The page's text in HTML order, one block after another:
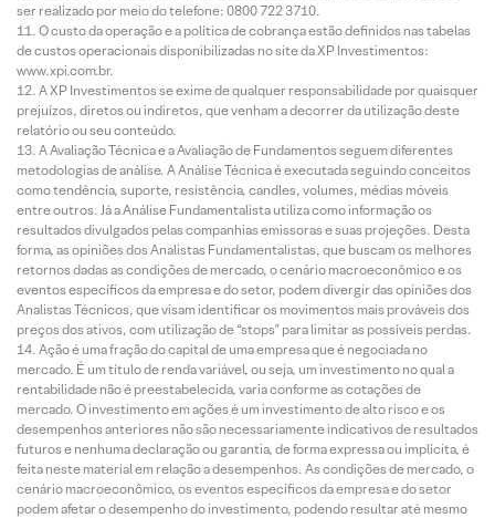
ser realizado por meio do telefone: 0800 722 3710.
O custo da operação e a política de cobrança estão definidos nas tabelas
de custos operacionais disponibilizadas no site da XP Investimentos:
www.xpi.com.br.
A XP Investimentos se exime de qualquer responsabilidade por quaisquer
prejuízos, diretos ou indiretos, que venham a decorrer da utilização deste
relatório ou seu conteúdo.
A Avaliação Técnica e a Avaliação de Fundamentos seguem diferentes
metodologias de análise. A Análise Técnica é executada seguindo conceitos
como tendência, suporte, resistência, candles, volumes, médias móveis
entre outros. Já a Análise Fundamentalista utiliza como informação os
resultados divulgados pelas companhias emissoras e suas projeções. Desta
forma, as opiniões dos Analistas Fundamentalistas, que buscam os melhores
retornos dadas as condições de mercado, o cenário macroeconômico e os
eventos específicos da empresa e do setor, podem divergir das opiniões dos
Analistas Técnicos, que visam identificar os movimentos mais prováveis dos
preços dos ativos, com utilização de “stops” para limitar as possíveis perdas.
Ação é uma fração do capital de uma empresa que é negociada no
mercado. É um título de renda variável, ou seja, um investimento no qual a
rentabilidade não é preestabelecida, varia conforme as cotações de
mercado. O investimento em ações é um investimento de alto risco e os
desempenhos anteriores não são necessariamente indicativos de resultados
futuros e nenhuma declaração ou garantia, de forma expressa ou implícita, é
feita neste material em relação a desempenhos. As condições de mercado, o
cenário macroeconômico, os eventos específicos da empresa e do setor
podem afetar o desempenho do investimento, podendo resultar até mesmo